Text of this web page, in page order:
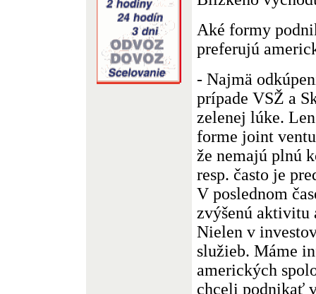
Aké formy
preferujú
- Najmä
prípade VSŽ a
zelenej lúke.
forme joint
že nemajú plnú
resp. často je
V poslednom
zvýšenú aktivitu
Nielen v
služieb. Máme
amerických
chceli podnikať